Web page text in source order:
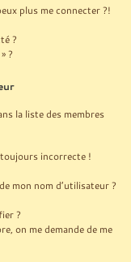
plus me connecter ?!
?
?
la liste des membres
toujours incorrecte !
mon nom d’utilisateur ?
?
on me demande de me